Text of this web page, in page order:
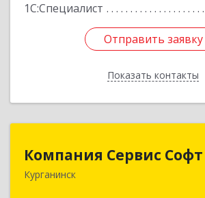
1С:Специалист
Отправить заявку
Показать контакты
Отправить заявку
Назад
Компания Сервис Софт
Курганинск
Компания
352430, Краснодарский край,